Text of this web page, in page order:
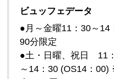
ビュッフェデータ
●月～金曜11：30～
90分限定
●土・日曜、祝日 11
～14：30 (OS14：